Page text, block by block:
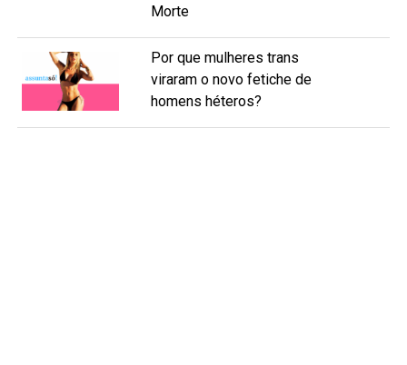
Morte
Por que mulheres trans
viraram o novo fetiche de
homens héteros?